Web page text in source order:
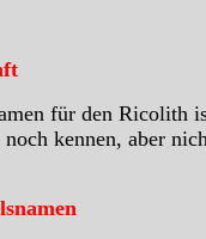
für den Ricolith
kennen, aber